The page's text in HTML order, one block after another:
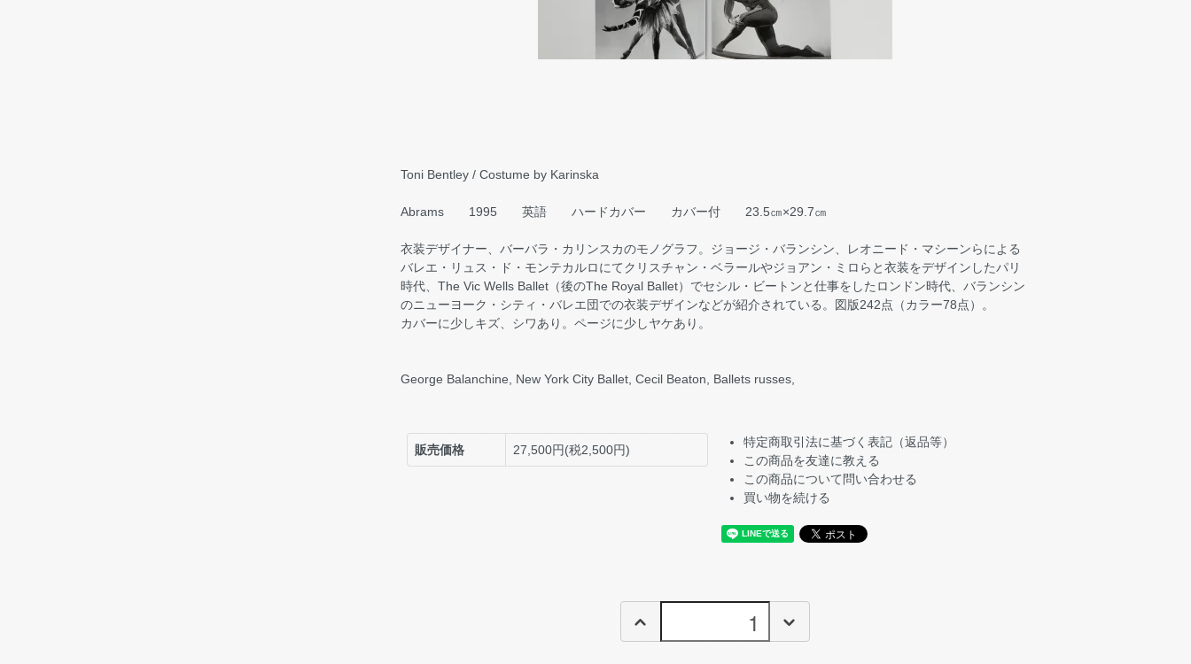
Toni Bentley / Costume by Karinska
Abrams 1995 英語 ハードカバー カバー付 23.5㎝×29.7㎝
衣装デザイナー、バーバラ・カリンスカのモノグラフ。ジョージ・バランシン、レオニード・マシーンらによる
バレエ・リュス・ド・モンテカルロにてクリスチャン・ベラールやジョアン・ミロらと衣装をデザインしたパリ
時代、The Vic Wells Ballet（後のThe Royal Ballet）でセシル・ビートンと仕事をしたロンドン時代、バランシン
のニューヨーク・シティ・バレエ団での衣装デザインなどが紹介されている。図版242点（カラー78点）。
カバーに少しキズ、シワあり。ページに少しヤケあり。
George Balanchine, New York City Ballet, Cecil Beaton, Ballets russes,
販売価格 27,500円(税2,500円)
特定商取引法に基づく表記（返品等）
この商品を友達に教える
この商品について問い合わせる
買い物を続ける